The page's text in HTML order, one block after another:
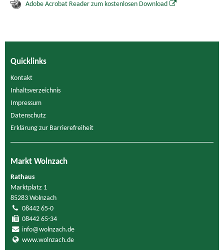
Adobe Acrobat Reader zum kostenlosen Download
Quicklinks
Kontakt
Inhaltsverzeichnis
Impressum
Datenschutz
Erklärung zur Barrierefreiheit
Markt Wolnzach
Rathaus
Marktplatz 1
85283 Wolnzach
08442 65-0
08442 65-34
info@wolnzach.de
www.wolnzach.de